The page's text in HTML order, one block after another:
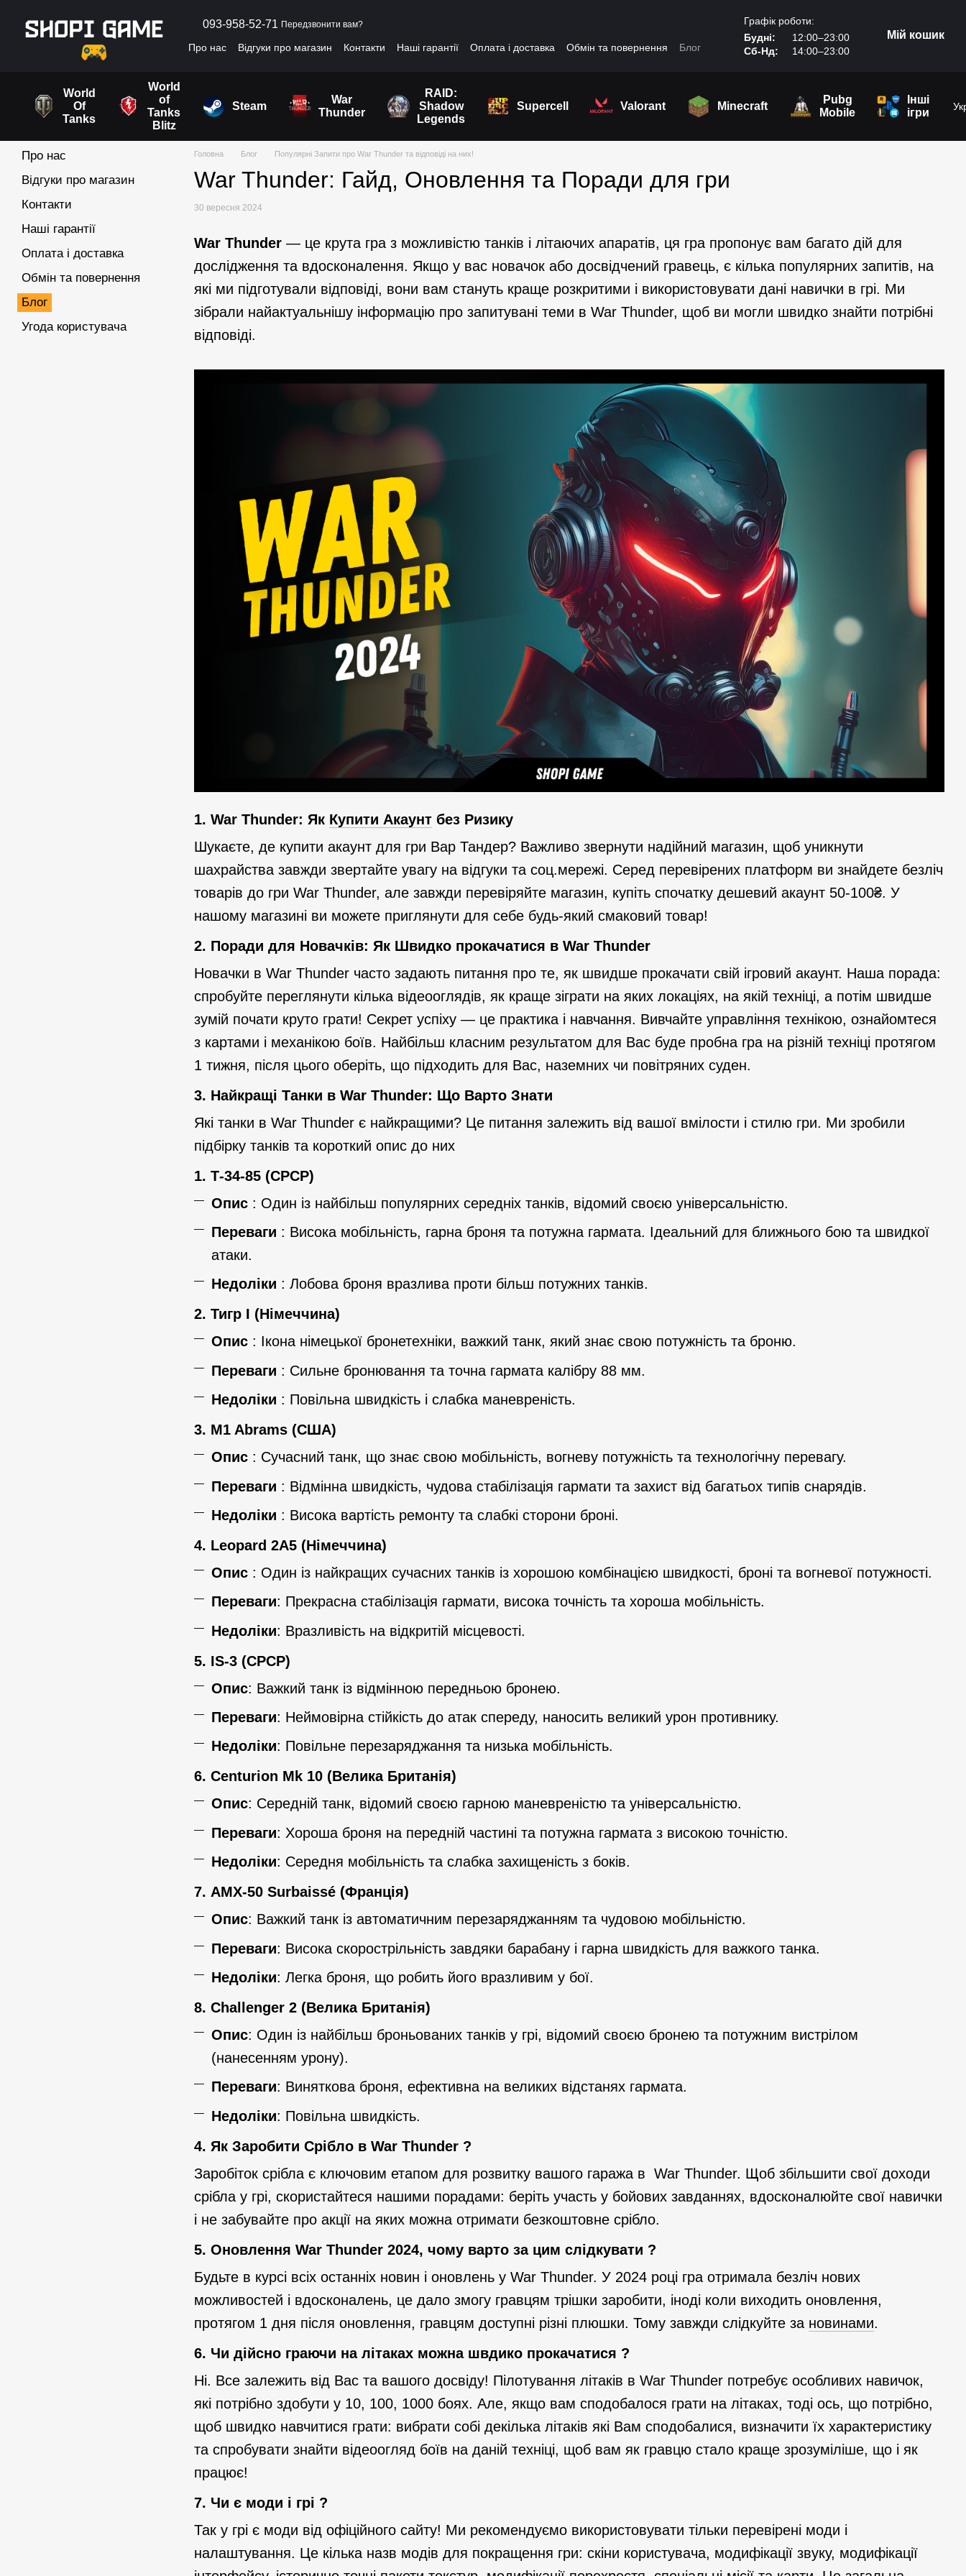
093-958-52-71 Передзвонити вам?
Про нас Відгуки про магазин Контакти Наші гарантії Оплата і доставка Обмін та повернення
Блог
Графік роботи:
Будні:
12:00–23:00
Сб-Нд:
14:00–23:00
Мій кошик
World
Of
Tanks
World
of
Tanks
Blitz
Steam
War
Thunder
RAID:
Shadow
Legends
Supercell Valorant Minecraft
Pubg
Mobile
Інші
ігри
Головна Блог Популярні Запити про War Thunder та відповіді на них!
War Thunder: Гайд, Оновлення та Поради для гри
30 вересня 2024
War Thunder — це крута гра з можливістю танків і літаючих апаратів, ця гра пропонує вам багато дій для
дослідження та вдосконалення. Якщо у вас новачок або досвідчений гравець, є кілька популярних запитів, на
які ми підготували відповіді, вони вам стануть краще розкритими і використовувати дані навички в грі. Ми
зібрали найактуальнішу інформацію про запитувані теми в War Thunder, щоб ви могли швидко знайти потрібні
відповіді.
1. War Thunder: Як Купити Акаунт без Ризику
Шукаєте, де купити акаунт для гри Вар Тандер? Важливо звернути надійний магазин, щоб уникнути
шахрайства завжди звертайте увагу на відгуки та соц.мережі. Серед перевірених платформ ви знайдете безліч
товарів до гри War Thunder, але завжди перевіряйте магазин, купіть спочатку дешевий акаунт 50-100₴. У
нашому магазині ви можете приглянути для себе будь-який смаковий товар!
2. Поради для Новачків: Як Швидко прокачатися в War Thunder
Новачки в War Thunder часто задають питання про те, як швидше прокачати свій ігровий акаунт. Наша порада:
спробуйте переглянути кілька відеооглядів, як краще зіграти на яких локаціях, на якій техніці, а потім швидше
зумій почати круто грати! Секрет успіху — це практика і навчання. Вивчайте управління технікою, ознайомтеся
з картами і механікою боїв. Найбільш класним результатом для Вас буде пробна гра на різній техніці протягом
1 тижня, після цього оберіть, що підходить для Вас, наземних чи повітряних суден.
3. Найкращі Танки в War Thunder: Що Варто Знати
Які танки в War Thunder є найкращими? Це питання залежить від вашої вмілости і стилю гри. Ми зробили
підбірку танків та короткий опис до них
1. Т-34-85 (СРСР)
Опис : Один із найбільш популярних середніх танків, відомий своєю універсальністю.
Переваги : Висока мобільність, гарна броня та потужна гармата. Ідеальний для ближнього бою та швидкої
атаки.
Недоліки : Лобова броня вразлива проти більш потужних танків.
2. Тигр I (Німеччина)
Опис : Ікона німецької бронетехніки, важкий танк, який знає свою потужність та броню.
Переваги : Сильне бронювання та точна гармата калібру 88 мм.
Недоліки : Повільна швидкість і слабка маневреність.
3. M1 Abrams (США)
Опис : Сучасний танк, що знає свою мобільність, вогневу потужність та технологічну перевагу.
Переваги : Відмінна швидкість, чудова стабілізація гармати та захист від багатьох типів снарядів.
Недоліки : Висока вартість ремонту та слабкі сторони броні.
4. Leopard 2A5 (Німеччина)
Опис : Один із найкращих сучасних танків із хорошою комбінацією швидкості, броні та вогневої потужності.
Переваги: Прекрасна стабілізація гармати, висока точність та хороша мобільність.
Недоліки: Вразливість на відкритій місцевості.
5. IS-3 (СРСР)
Опис: Важкий танк із відмінною передньою бронею.
Переваги: Неймовірна стійкість до атак спереду, наносить великий урон противнику.
Недоліки: Повільне перезаряджання та низька мобільність.
6. Centurion Mk 10 (Велика Британія)
Опис: Середній танк, відомий своєю гарною маневреністю та універсальністю.
Переваги: Хороша броня на передній частині та потужна гармата з високою точністю.
Недоліки: Середня мобільність та слабка захищеність з боків.
7. AMX-50 Surbaissé (Франція)
Опис: Важкий танк із автоматичним перезаряджанням та чудовою мобільністю.
Переваги: Висока скорострільність завдяки барабану і гарна швидкість для важкого танка.
Недоліки: Легка броня, що робить його вразливим у бої.
8. Challenger 2 (Велика Британія)
Опис: Один із найбільш броньованих танків у грі, відомий своєю бронею та потужним вистрілом
(нанесенням урону).
Переваги: Виняткова броня, ефективна на великих відстанях гармата.
Недоліки: Повільна швидкість.
4. Як Заробити Срібло в War Thunder ?
Заробіток срібла є ключовим етапом для розвитку вашого гаража в War Thunder. Щоб збільшити свої доходи
срібла у грі, скористайтеся нашими порадами: беріть участь у бойових завданнях, вдосконалюйте свої навички
і не забувайте про акції на яких можна отримати безкоштовне срібло.
5. Оновлення War Thunder 2024, чому варто за цим слідкувати ?
Будьте в курсі всіх останніх новин і оновлень у War Thunder. У 2024 році гра отримала безліч нових
можливостей і вдосконалень, це дало змогу гравцям трішки заробити, іноді коли виходить оновлення,
протягом 1 дня після оновлення, гравцям доступні різні плюшки. Тому завжди слідкуйте за новинами.
6. Чи дійсно граючи на літаках можна швдико прокачатися ?
Ні. Все залежить від Вас та вашого досвіду! Пілотування літаків в War Thunder потребує особливих навичок,
які потрібно здобути у 10, 100, 1000 боях. Але, якщо вам сподобалося грати на літаках, тоді ось, що потрібно,
щоб швидко навчитися грати: вибрати собі декілька літаків які Вам сподобалися, визначити їх характеристику
та спробувати знайти відеоогляд боїв на даній техніці, щоб вам як гравцю стало краще зрозуміліше, що і як
працює!
7. Чи є моди і грі ?
Так у грі є моди від офіційного сайту! Ми рекомендуємо використовувати тільки перевірені моди і
налаштування. Це кілька назв модів для покращення гри: скіни користувача, модифікації звуку, модифікації
Про нас
Відгуки про магазин
Контакти
Наші гарантії
Оплата і доставка
Обмін та повернення
Блог
Угода користувача